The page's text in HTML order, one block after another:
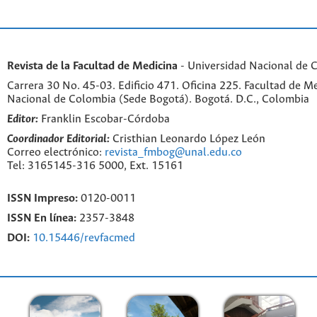
Revista de la Facultad de Medicina - Universidad Nacional de
Carrera 30 No. 45-03. Edificio 471. Oficina 225. Facultad de
Nacional de Colombia (Sede Bogotá). Bogotá. D.C., Colombia
Editor: Franklin Escobar-Córdoba
Coordinador Editorial: Cristhian Leonardo López León
Correo electrónico: revista_fmbog@unal.edu.co
Tel: 3165145-316 5000, Ext. 15161
ISSN Impreso: 0120-0011
ISSN En línea: 2357-3848
DOI: 10.15446/revfacmed